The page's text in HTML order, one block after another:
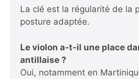
La clé est la régularité de la
posture adaptée.
Le violon a-t-il une place
antillaise ?
Oui, notamment en